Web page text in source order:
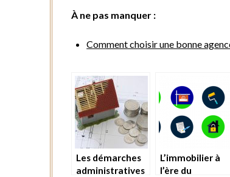
À ne pas manquer :
Comment choisir une bonne
Les démarches
administratives
L’immobilier à
l’ère du